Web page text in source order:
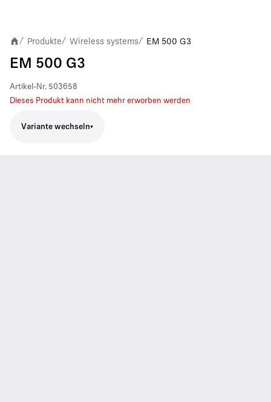
/ Produkte/ Wireless systems/ EM 500 G3
EM 500 G3
Artikel-Nr. 503658
Dieses Produkt kann nicht mehr erworben werden
Variante wechseln